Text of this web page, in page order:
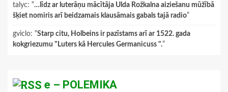
talyc: “…līdz ar luterāņu mācītāja Ulda Rožkalna aiziešanu mūžībā
šķiet nomiris arī beidzamais klausāmais gabals tajā radio”
gviclo: “Starp citu, Holbeins ir pazīstams arī ar 1522. gada
kokgriezumu "Luters kā Hercules Germanicuss ".”
e – POLEMIKA